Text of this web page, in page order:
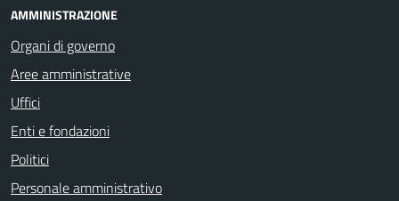
AMMINISTRAZIONE
Organi di governo
Aree amministrative
Uffici
Enti e fondazioni
Politici
Personale amministrativo